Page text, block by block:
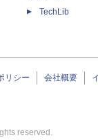
TechLib
リシー 会社概要
reserved.